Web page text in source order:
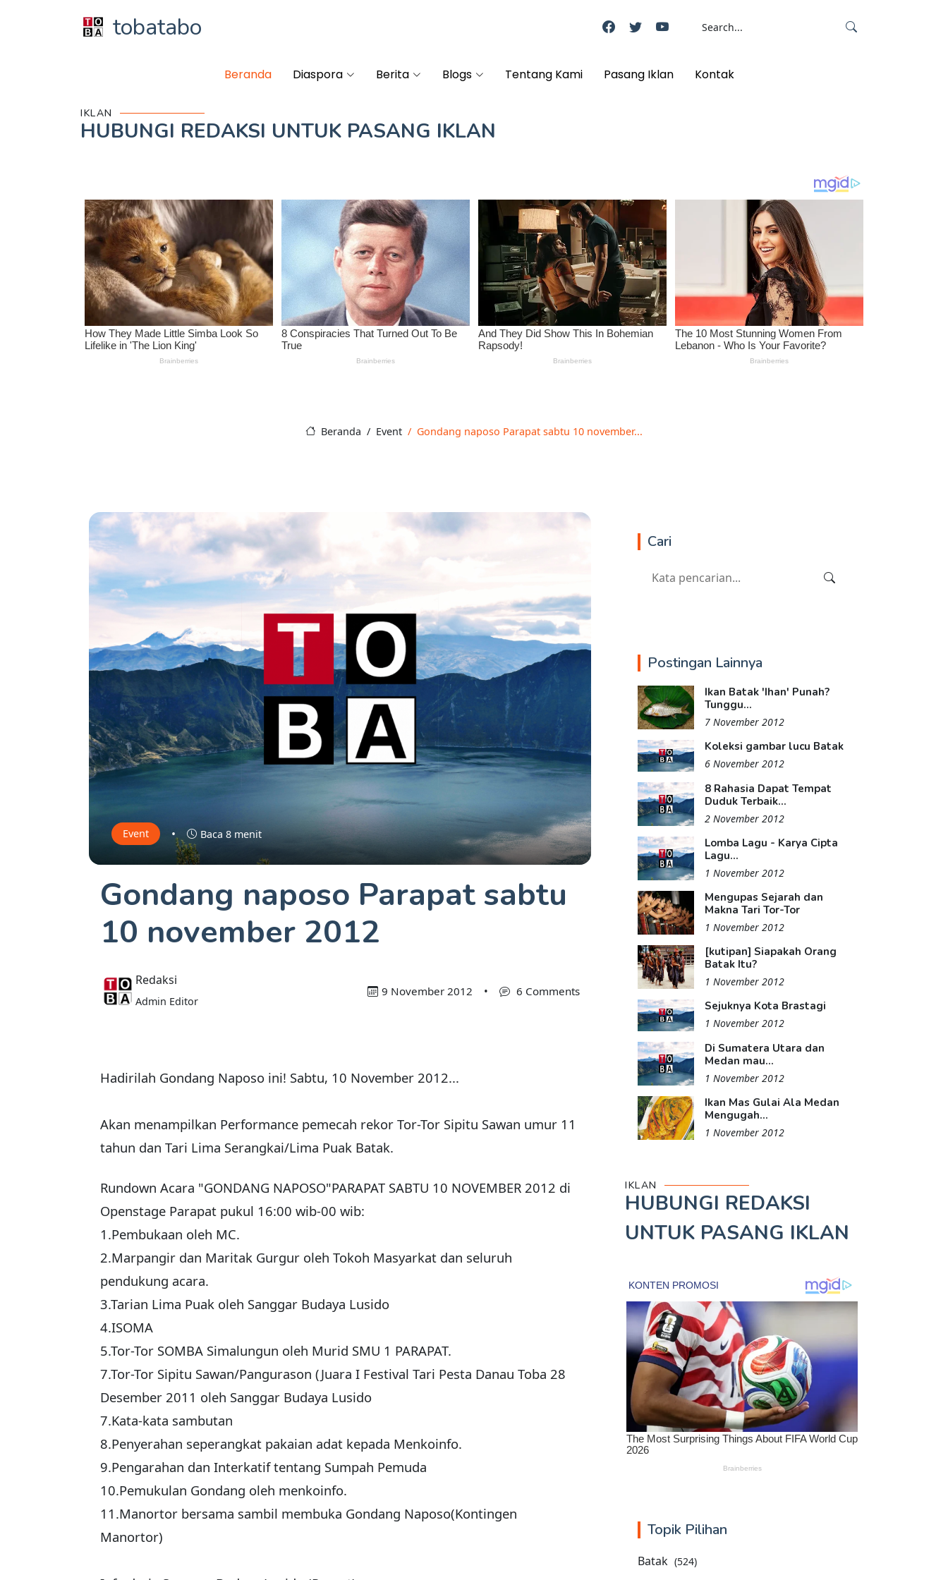
tobatabo
Beranda Diaspora Berita Blogs Tentang Kami Pasang Iklan Kontak
IKLAN
HUBUNGI REDAKSI UNTUK PASANG IKLAN
Beranda Event Gondang naposo Parapat sabtu 10 november...
Event • Baca 8 menit
Gondang naposo Parapat sabtu
10 november 2012
Redaksi
Admin Editor
9 November 2012 • 6 Comments
Hadirilah Gondang Naposo ini! Sabtu, 10 November 2012...
Akan menampilkan Performance pemecah rekor Tor-Tor Sipitu Sawan umur 11
tahun dan Tari Lima Serangkai/Lima Puak Batak.
Rundown Acara "GONDANG NAPOSO"PARAPAT SABTU 10 NOVEMBER 2012 di
Openstage Parapat pukul 16:00 wib-00 wib:
1.Pembukaan oleh MC.
2.Marpangir dan Maritak Gurgur oleh Tokoh Masyarkat dan seluruh
pendukung acara.
3.Tarian Lima Puak oleh Sanggar Budaya Lusido
4.ISOMA
5.Tor-Tor SOMBA Simalungun oleh Murid SMU 1 PARAPAT.
7.Tor-Tor Sipitu Sawan/Pangurason (Juara I Festival Tari Pesta Danau Toba 28
Desember 2011 oleh Sanggar Budaya Lusido
7.Kata-kata sambutan
8.Penyerahan seperangkat pakaian adat kepada Menkoinfo.
9.Pengarahan dan Interkatif tentang Sumpah Pemuda
10.Pemukulan Gondang oleh menkoinfo.
11.Manortor bersama sambil membuka Gondang Naposo(Kontingen
Manortor)
Cari
Postingan Lainnya
Ikan Batak 'Ihan' Punah?
Tunggu...
7 November 2012
Koleksi gambar lucu Batak
6 November 2012
8 Rahasia Dapat Tempat
Duduk Terbaik...
2 November 2012
Lomba Lagu - Karya Cipta
Lagu...
1 November 2012
Mengupas Sejarah dan
Makna Tari Tor-Tor
1 November 2012
[kutipan] Siapakah Orang
Batak Itu?
1 November 2012
Sejuknya Kota Brastagi
1 November 2012
Di Sumatera Utara dan
Medan mau...
1 November 2012
Ikan Mas Gulai Ala Medan
Mengugah...
1 November 2012
IKLAN
HUBUNGI REDAKSI
UNTUK PASANG IKLAN
Topik Pilihan
Batak (524)